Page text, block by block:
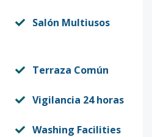
Salón Multiusos
Terraza Común
Vigilancia 24 horas
Washing Facilities